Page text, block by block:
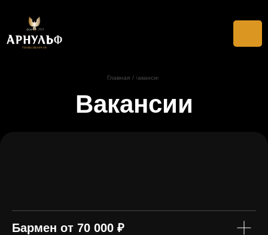
Вакансии
Главная Вакансии
/
Бармен от 70 000 ₽